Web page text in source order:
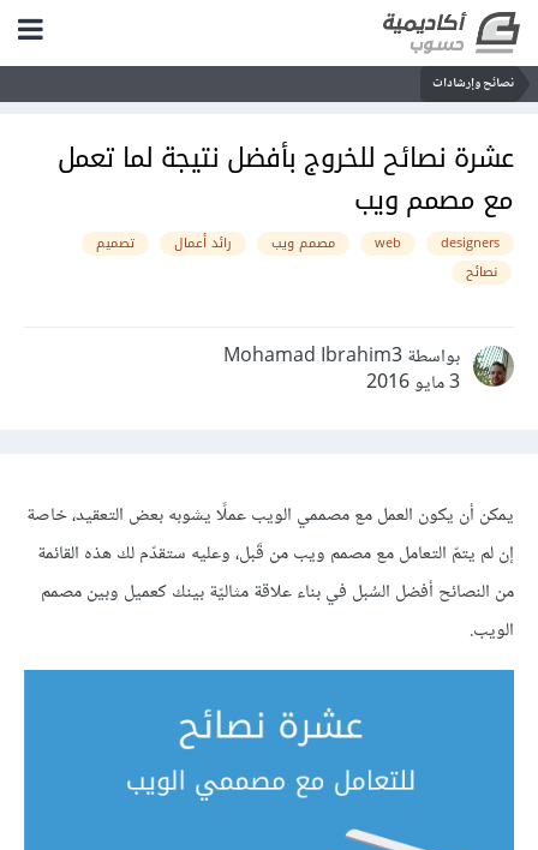
نصائح وإرشادات
عشرة نصائح للخروج بأفضل نتيجة لما تعمل
مع مصمم ويب
designers
web مصمم ويب رائد أعمال
تصميم
نصائح
بواسطة Mohamad Ibrahim3
3 مايو 2016
يمكن أن يكون العمل مع مصممي الويب عملًا يشوبه بعض التعقيد، خاصة
إن لم يتمّ التعامل مع مصمم ويب من قَبل، وعليه ستقدّم لك هذه القائمة
من النصائح أفضل السُبل في بناء علاقة مثاليّة بينك كعميل وبين مصمم
الويب.